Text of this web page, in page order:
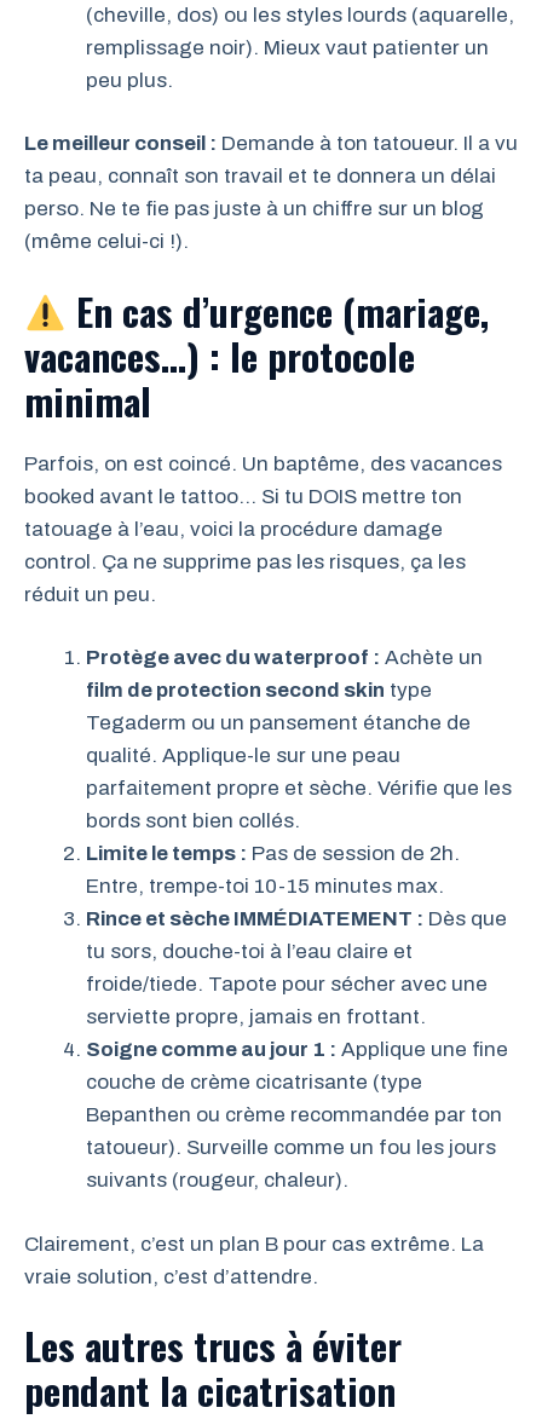
(cheville, dos) ou les styles lourds (aquarelle,
remplissage noir). Mieux vaut patienter un
peu plus.
Le meilleur conseil : Demande à ton tatoueur. Il a vu
ta peau, connaît son travail et te donnera un délai
perso. Ne te fie pas juste à un chiffre sur un blog
(même celui-ci !).
En cas d’urgence (mariage,
vacances…) : le protocole
minimal
Parfois, on est coincé. Un baptême, des vacances
booked avant le tattoo… Si tu DOIS mettre ton
tatouage à l’eau, voici la procédure damage
control. Ça ne supprime pas les risques, ça les
réduit un peu.
Protège avec du waterproof : Achète un
film de protection second skin type
Tegaderm ou un pansement étanche de
qualité. Applique-le sur une peau
parfaitement propre et sèche. Vérifie que les
bords sont bien collés.
Limite le temps : Pas de session de 2h.
Entre, trempe-toi 10-15 minutes max.
Rince et sèche IMMÉDIATEMENT : Dès que
tu sors, douche-toi à l’eau claire et
froide/tiede. Tapote pour sécher avec une
serviette propre, jamais en frottant.
Soigne comme au jour 1 : Applique une fine
couche de crème cicatrisante (type
Bepanthen ou crème recommandée par ton
tatoueur). Surveille comme un fou les jours
suivants (rougeur, chaleur).
Clairement, c’est un plan B pour cas extrême. La
vraie solution, c’est d’attendre.
Les autres trucs à éviter
pendant la cicatrisation